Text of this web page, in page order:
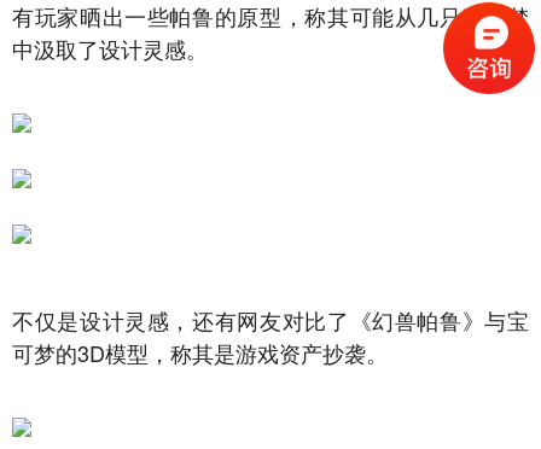
有玩家晒出一些帕鲁的原型，称其可能从几只宝可梦
中汲取了设计灵感。
不仅是设计灵感，还有网友对比了《幻兽帕鲁》与宝
可梦的3D模型，称其是游戏资产抄袭。